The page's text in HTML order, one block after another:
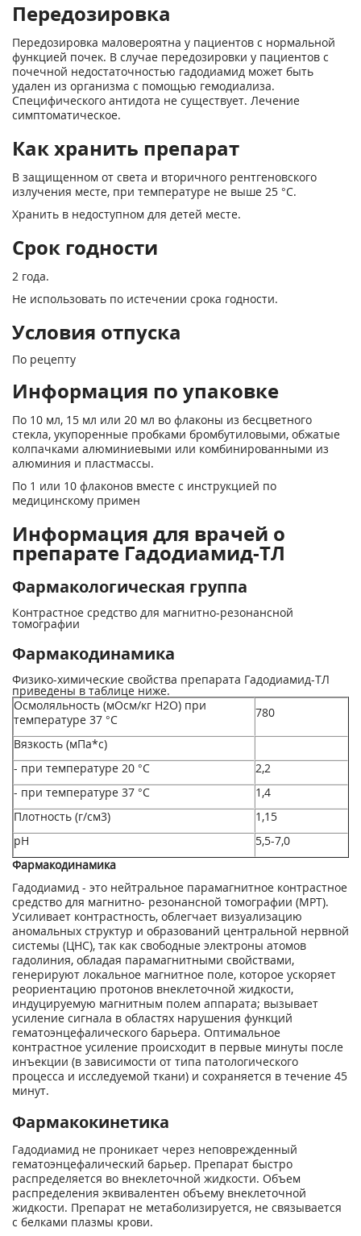
Передозировка
Передозировка маловероятна у пациентов с нормальной
функцией почек. В случае передозировки у пациентов с
почечной недостаточностью гадодиамид может быть
удален из организма с помощью гемодиализа.
Специфического антидота не существует. Лечение
симптоматическое.
Как хранить препарат
В защищенном от света и вторичного рентгеновского
излучения месте, при температуре не выше 25 °С.
Хранить в недоступном для детей месте.
Срок годности
2 года.
Не использовать по истечении срока годности.
Условия отпуска
По рецепту
Информация по упаковке
По 10 мл, 15 мл или 20 мл во флаконы из бесцветного
стекла, укупоренные пробками бромбутиловыми, обжатые
колпачками алюминиевыми или комбинированными из
алюминия и пластмассы.
По 1 или 10 флаконов вместе с инструкцией по
медицинскому примен
Информация для врачей о
препарате Гадодиамид-ТЛ
Фармакологическая группа
Контрастное средство для магнитно-резонансной
томографии
Фармакодинамика
Физико-химические свойства препарата Гадодиамид-ТЛ
приведены в таблице ниже.
Осмоляльность (мОсм/кг Н2О) при
температуре 37 °С
780
Вязкость (мПа*с)
- при температуре 20 °С
2,2
- при температуре 37 °С
1,4
Плотность (г/см3)
1,15
pH
5,5-7,0
Фармакодинамика
Гадодиамид - это нейтральное парамагнитное контрастное
средство для магнитно- резонансной томографии (МРТ).
Усиливает контрастность, облегчает визуализацию
аномальных структур и образований центральной нервной
системы (ЦНС), так как свободные электроны атомов
гадолиния, обладая парамагнитными свойствами,
генерируют локальное магнитное поле, которое ускоряет
реориентацию протонов внеклеточной жидкости,
индуцируемую магнитным полем аппарата; вызывает
усиление сигнала в областях нарушения функций
гематоэнцефалического барьера. Оптимальное
контрастное усиление происходит в первые минуты после
инъекции (в зависимости от типа патологического
процесса и исследуемой ткани) и сохраняется в течение 45
минут.
Фармакокинетика
Гадодиамид не проникает через неповрежденный
гематоэнцефалический барьер. Препарат быстро
распределяется во внеклеточной жидкости. Объем
распределения эквивалентен объему внеклеточной
жидкости. Препарат не метаболизируется, не связывается
с белками плазмы крови.